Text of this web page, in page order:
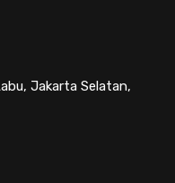
Jakarta Selatan,